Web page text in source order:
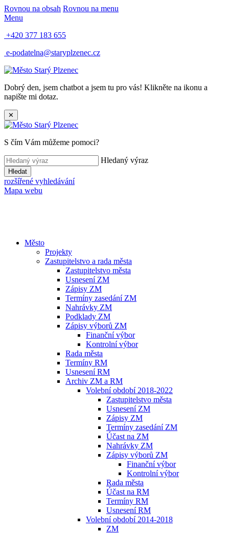
Rovnou na obsah Rovnou na menu
Menu
+420 377 183 655
e-podatelna@staryplzenec.cz
Dobrý den, jsem chatbot a jsem tu pro vás! Klikněte na ikonu a
napište mi dotaz.
✕
S čím Vám můžeme pomoci?
Hledaný výraz
Hledat
rozšířené vyhledávání
Mapa webu
Město
Projekty
Zastupitelstvo a rada města
Zastupitelstvo města
Usnesení ZM
Zápisy ZM
Termíny zasedání ZM
Nahrávky ZM
Podklady ZM
Zápisy výborů ZM
Finanční výbor
Kontrolní výbor
Rada města
Termíny RM
Usnesení RM
Archiv ZM a RM
Volební období 2018-2022
Zastupitelstvo města
Usnesení ZM
Zápisy ZM
Termíny zasedání ZM
Účast na ZM
Nahrávky ZM
Zápisy výborů ZM
Finanční výbor
Kontrolní výbor
Rada města
Účast na RM
Termíny RM
Usnesení RM
Volební období 2014-2018
ZM